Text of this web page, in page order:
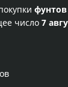
фунтов
число 7